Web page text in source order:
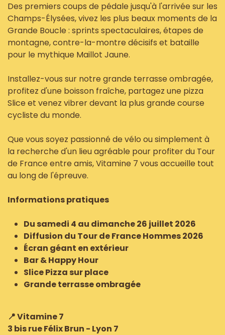
Des premiers coups de pédale jusqu'à l'arrivée sur les
Champs-Élysées, vivez les plus beaux moments de la
Grande Boucle : sprints spectaculaires, étapes de
montagne, contre-la-montre décisifs et bataille
pour le mythique Maillot Jaune.
Installez-vous sur notre grande terrasse ombragée,
profitez d'une boisson fraîche, partagez une pizza
Slice et venez vibrer devant la plus grande course
cycliste du monde.
Que vous soyez passionné de vélo ou simplement à
la recherche d'un lieu agréable pour profiter du Tour
de France entre amis, Vitamine 7 vous accueille tout
au long de l'épreuve.
Informations pratiques
Du samedi 4 au dimanche 26 juillet 2026
Diffusion du Tour de France Hommes 2026
Écran géant en extérieur
Bar & Happy Hour
Slice Pizza sur place
Grande terrasse ombragée
📍 Vitamine 7
3 bis rue Félix Brun - Lyon 7